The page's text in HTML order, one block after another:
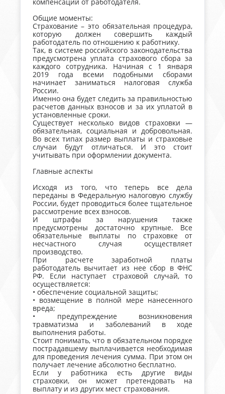
Общие моменты:
Страхование – это обязательная процедура,
которую должен совершить каждый
работодатель по отношению к работнику.
Так, в системе российского законодательства
предусмотрена уплата страхового сбора за
каждого сотрудника. Начиная с 1 января
2019 года всеми подобными сборами
начинает заниматься налоговая служба
России.
Именно она будет следить за правильностью
расчетов данных взносов и за их уплатой в
установленные сроки.
Существует несколько видов страховки —
обязательная, социальная и добровольная.
Во всех типах размер выплаты и страховые
случаи будут отличаться. И это стоит
учитывать при оформлении документа.
Главные аспекты
Исходя из того, что теперь все дела
переданы в Федеральную налоговую службу
России, будет проводиться более тщательное
рассмотрение всех взносов.
И штрафы за нарушения также
предусмотрены достаточно крупные. Все
обязательные выплаты по страховке от
несчастного случая осуществляет
производство.
При расчете заработной платы
работодатель вычитает из нее сбор в ФНС
РФ. Если наступает страховой случай, то
осуществляется:
• обеспечение социальной защиты;
• возмещение в полной мере нанесенного
вреда;
• предупреждение возникновения
травматизма и заболеваний в ходе
выполнения работы.
Стоит понимать, что в обязательном порядке
пострадавшему выплачивается необходимая
для проведения лечения сумма. При этом он
получает лечение абсолютно бесплатно.
Если у работника есть другие виды
страховки, он может претендовать на
выплату и из других мест страхования.